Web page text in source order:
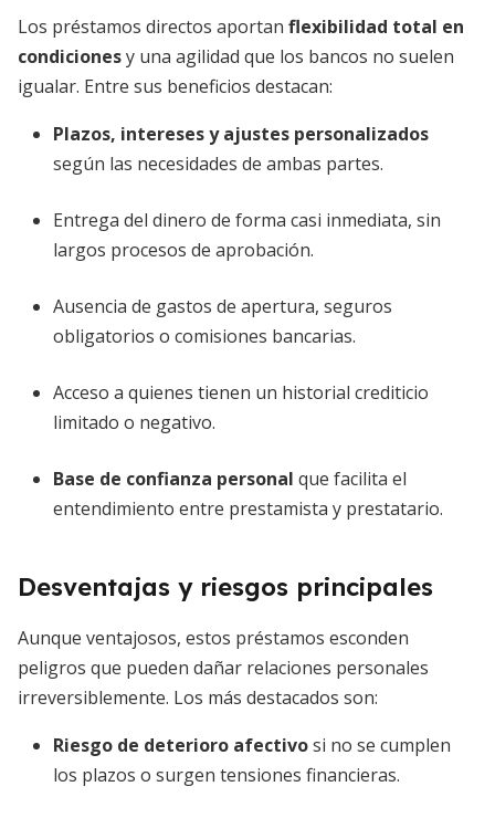
Los préstamos directos aportan flexibilidad total en
condicionesy una agilidad que los bancos no suelen
igualar. Entre sus beneficios destacan:
Plazos, intereses y ajustes personalizados
según las necesidades de ambas partes.
Entrega del dinero de forma casi inmediata, sin
largos procesos de aprobación.
Ausencia de gastos de apertura, seguros
obligatorios o comisiones bancarias.
Acceso a quienes tienen un historial crediticio
limitado o negativo.
Base de confianza personal que facilita el
entendimiento entre prestamista y prestatario.
Desventajas y riesgos principales
Aunque ventajosos, estos préstamos esconden
peligros que pueden dañar relaciones personales
irreversiblemente. Los más destacados son:
Riesgo de deterioro afectivosi no se cumplen
los plazos o surgen tensiones financieras.